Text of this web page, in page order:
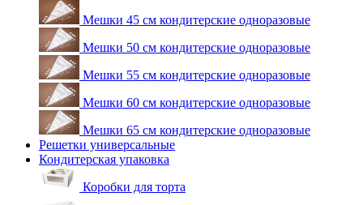
Мешки 45 см кондитерские одноразовые
Мешки 50 см кондитерские одноразовые
Мешки 55 см кондитерские одноразовые
Мешки 60 см кондитерские одноразовые
Мешки 65 см кондитерские одноразовые
Решетки универсальные
Кондитерская упаковка
Коробки для торта